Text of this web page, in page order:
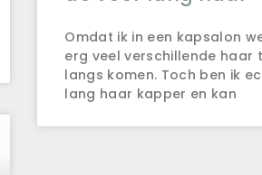
Omdat ik in een kapsalon
erg veel verschillende haar
langs komen. Toch ben ik
lang haar kapper en kan